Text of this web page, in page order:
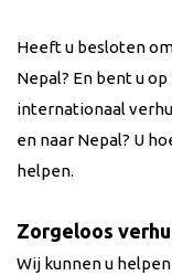
Heeft u besloten
Nepal? En bent u
internationaal
en naar Nepal? U
helpen.
Zorgeloos
Wij kunnen u